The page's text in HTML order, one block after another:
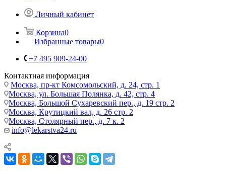
Личный кабинет
Корзина0
Избранные товары0
+7 495 909-24-00
Контактная информация
Москва, пр-кт Комсомольский, д. 24, стр. 1
Москва, ул. Большая Полянка, д. 42, стр. 4
Москва, Большой Сухаревский пер., д. 19 стр. 2
Москва, Крутицкий вал, д. 26 стр. 2
Москва, Столярный пер., д. 7 к. 2
info@lekarstva24.ru